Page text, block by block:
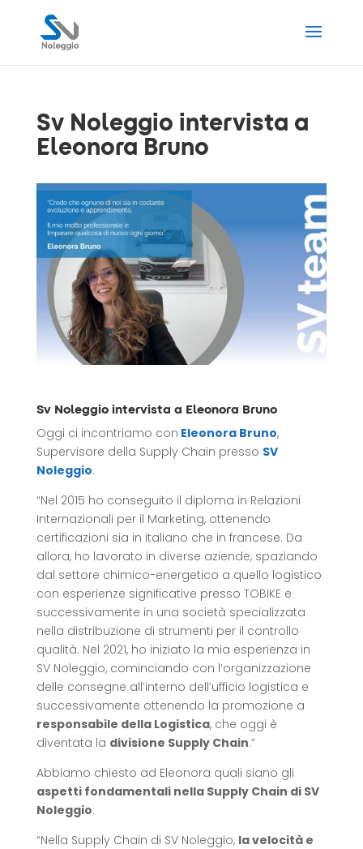
Sv Noleggio intervista a
Eleonora Bruno
Sv Noleggio intervista a Eleonora Bruno
Oggi ci incontriamo con Eleonora Bruno,
Supervisore della Supply Chain presso SV
Noleggio.
“Nel 2015 ho conseguito il diploma in Relazioni
Internazionali per il Marketing, ottenendo
certificazioni sia in italiano che in francese. Da
allora, ho lavorato in diverse aziende, spaziando
dal settore chimico-energetico a quello logistico
con esperienze significative presso TOBIKE e
successivamente in una società specializzata
nella distribuzione di strumenti per il controllo
qualità. Nel 2021, ho iniziato la mia esperienza in
SV Noleggio, cominciando con l’organizzazione
delle consegne all’interno dell’ufficio logistica e
successivamente ottenendo la promozione a
responsabile della Logistica, che oggi è
diventata la divisione Supply Chain.”
Abbiamo chiesto ad Eleonora quali siano gli
aspetti fondamentali nella Supply Chain di SV
Noleggio:
“Nella Supply Chain di SV Noleggio, la velocità e